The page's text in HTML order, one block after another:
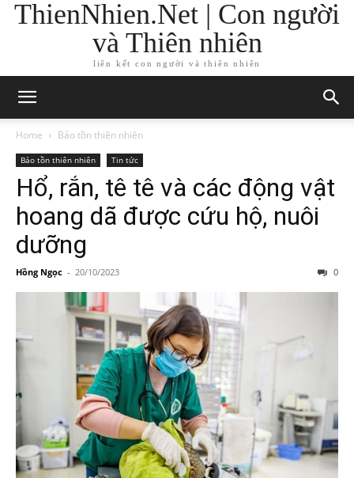
ThienNhien.Net | Con người
và Thiên nhiên
liên kết con người và thiên nhiên
Home Bảo tồn thiên nhiên
Bảo tồn thiên nhiên Tin tức
Hổ, rắn, tê tê và các động vật
hoang dã được cứu hộ, nuôi
dưỡng
Hồng Ngọc - 20/10/2023 0